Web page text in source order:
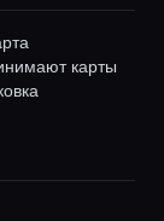
карты